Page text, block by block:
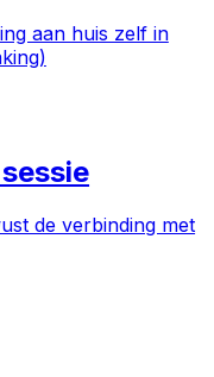
aan huis zelf in
de verbinding met